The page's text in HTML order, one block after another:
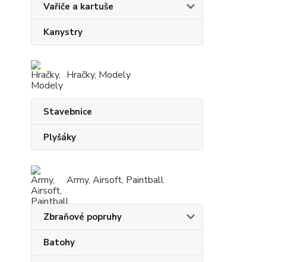
Vařiče a kartuše
Kanystry
Hračky, Modely
Stavebnice
Plyšáky
Army, Airsoft, Paintball
Zbraňové popruhy
Batohy